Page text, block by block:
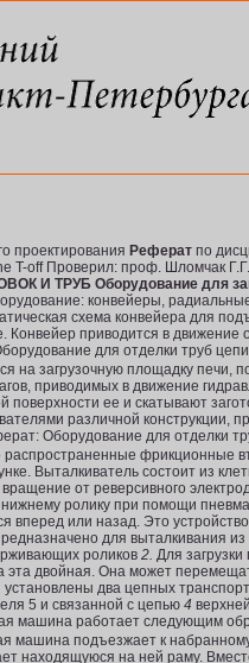
проектирования Реферат по
off Проверил: проф. Шломчак
ТРУБ Оборудование для
конвейеры,
схема конвейера для
приводится в движение
цепи
на загрузочную площадку печи,
приводимых в движение
ее и скатывают
различной конструкции,
фрикционные
Выталкиватель состоит из
от реверсивного
ролику при помощи
или назад. Это устройство
для выталкивания
роликов 2. Для загрузки
двойная. Она может
два цепных
5 и связанной с цепью 4
машина работает следующим
машина подъезжает к
находящуюся на ней раму.